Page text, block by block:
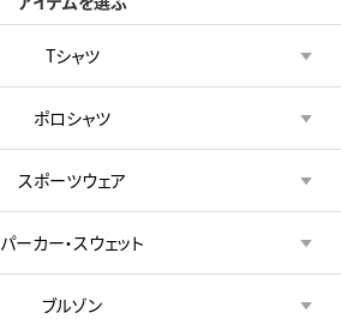
Tシャツ
ポロシャツ
スポーツウェア
パーカー・スウェット
ブルゾン